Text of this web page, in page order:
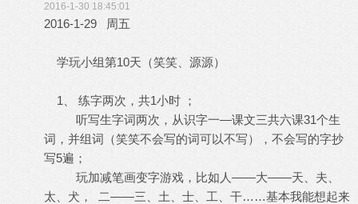
2016-1-30 18:45:01
2016-1-29 周五
学玩小组第10天（笑笑、源源）
1、 练字两次，共1小时 ；
听写生字词两次，从识字一—课文三共六课31个生
词，并组词（笑笑不会写的词可以不写），不会写的字抄
写5遍；
玩加减笔画变字游戏，比如人——大——天、夫、
太、犬， 二——三、土、士、工、干……基本我能想起来